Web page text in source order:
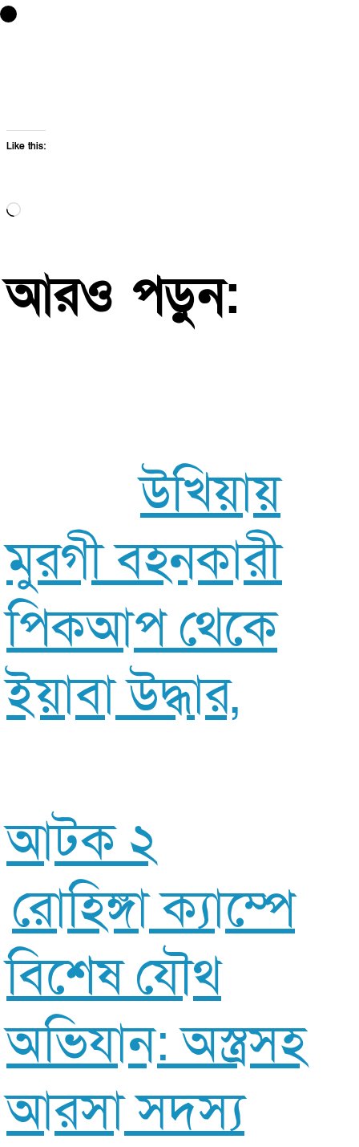
Like this:
Loading…
আরও পড়ুন:
উখিয়ায়
মুরগী বহনকারী
পিকআপ থেকে
ইয়াবা উদ্ধার,
আটক ২
রোহিঙ্গা ক্যাম্পে
বিশেষ যৌথ
অভিযান: অস্ত্রসহ
আরসা সদস্য